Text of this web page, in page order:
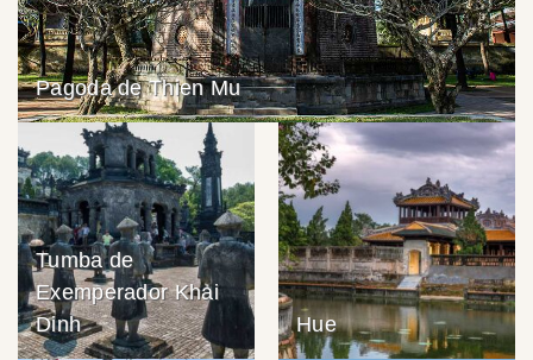
Pagoda de Thien Mu
Tumba de
Exemperador Khai
Dinh
Hue